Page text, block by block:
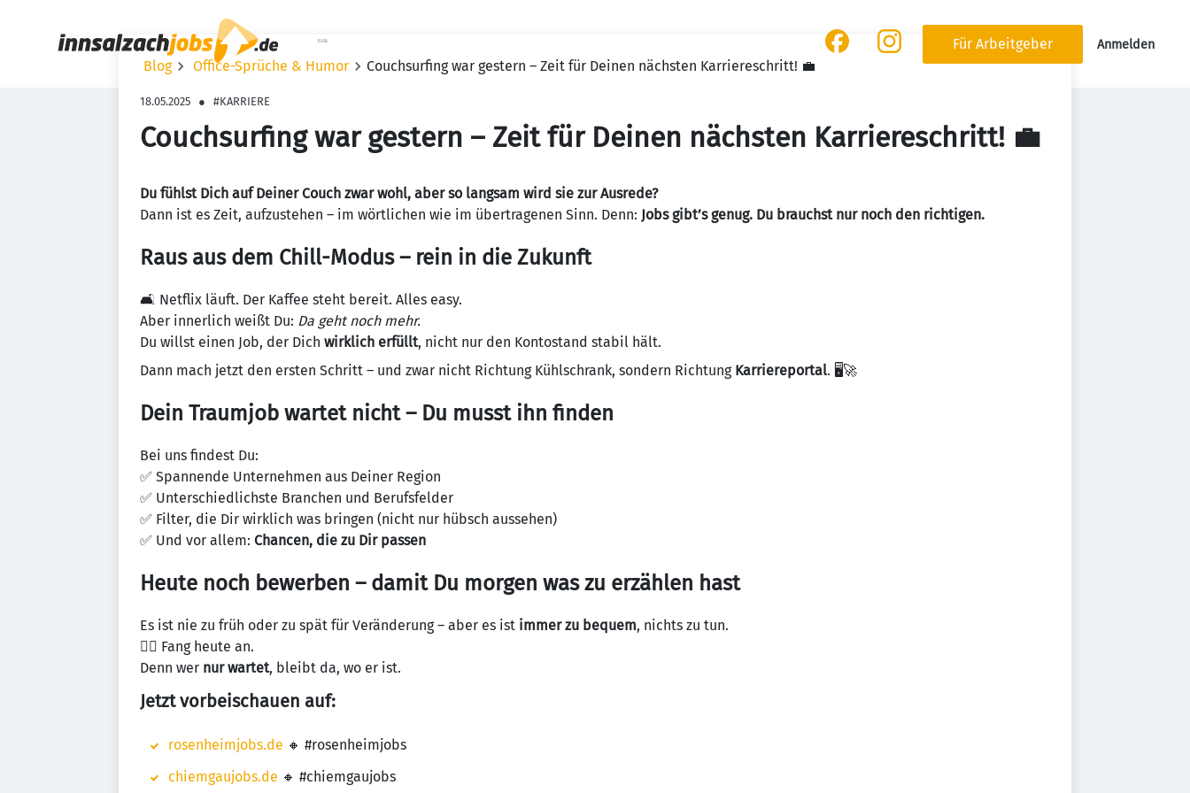
Für Arbeitgeber Anmelden
Blog Office-Sprüche & Humor Couchsurfing war gestern – Zeit für Deinen nächsten Karriereschritt! 💼
18.05.2025 ● #KARRIERE
Couchsurfing war gestern – Zeit für Deinen nächsten Karriereschritt! 💼
Du fühlst Dich auf Deiner Couch zwar wohl, aber so langsam wird sie zur Ausrede?
Dann ist es Zeit, aufzustehen – im wörtlichen wie im übertragenen Sinn. Denn: Jobs gibt’s genug. Du brauchst nur noch den richtigen.
Raus aus dem Chill-Modus – rein in die Zukunft
🛋️ Netflix läuft. Der Kaffee steht bereit. Alles easy.
Aber innerlich weißt Du: Da geht noch mehr.
Du willst einen Job, der Dich wirklich erfüllt, nicht nur den Kontostand stabil hält.
Dann mach jetzt den ersten Schritt – und zwar nicht Richtung Kühlschrank, sondern Richtung Karriereportal. 🖥️🚀
Dein Traumjob wartet nicht – Du musst ihn finden
Bei uns findest Du:
✅ Spannende Unternehmen aus Deiner Region
✅ Unterschiedlichste Branchen und Berufsfelder
✅ Filter, die Dir wirklich was bringen (nicht nur hübsch aussehen)
✅ Und vor allem: Chancen, die zu Dir passen
Heute noch bewerben – damit Du morgen was zu erzählen hast
Es ist nie zu früh oder zu spät für Veränderung – aber es ist immer zu bequem, nichts zu tun.
👉🏼 Fang heute an.
Denn wer nur wartet, bleibt da, wo er ist.
Jetzt vorbeischauen auf:
rosenheimjobs.de 🔸 #rosenheimjobs
chiemgaujobs.de 🔸 #chiemgaujobs